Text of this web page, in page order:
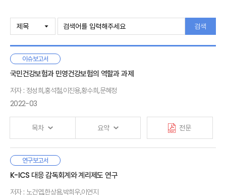
관점에서 수익구조 다변화를 추진하고 있는 것으로 나타났다. 신규 진출
분야는 온라인 보험업, 법인 보험대리점업, 해외보험사업, 보증사업,
헬스케어, 간병사업 등이고, 최근 혁신기술을 활용한 디지털
소액단기보험업, 인슈어테크, 인슈어헬스, 서비스 플랫폼사업 등이다. 이들
회사는 사업부서제에서 경험을 바탕으로 기존 회사를 인수하거나 회사를
신설하는 등 현재 모회사와 법적으로 분리된 자회사 진출 단계로 신규
단독·번들형으로 제공하는 등 시너지 극대화를 지향하고 있다. 일부
중소형사의 경우 소액단기보험업이나 해외에 진출하고 있지만 아직 뚜렷한
실적이 없고, 대부분의 중소형사는 본업 중심으로 사업을 운영하고 있다.
보험회사 사례의 성과를 분석한 결과 수익구조 다변화 추진 이후
손보재팬과 다이이치생명의 경우 성장성과 수익성이 개선되었지만
스미토모생명과 SBI보험은 성장성과 수익성이 부진한 것으로 평가된다.
일본 보험회사 사례가 주는 시사점은 우리나라에서도 저성장 경제 전환과
생산인구 감소에 따라 향후 보험산업의 성장 정체가 전망되므로
보험회사들도 이에 대비하여 보험사업의 효율성을 개선하는 한편,
1. 연구배경
2. 연구 범위
Ⅱ. 일본 보험회사 사업재편 배경
1. 보험규제 변화
2. SBI손해보험
Ⅳ. 생명보험회사 사업 포트폴리오 변화
1. 다이이치생명
2. 스미토모생명
검색
이슈보고서
국민건강보험과 민영건강보험의 역할과 과제
저자 : 정성희,홍석철,이진용,황수희,문혜정
2022-03
목차 요약 전문
우리나라는 국민건강보험의 지속적인 보장성 강화 추진과
실손의료보험의 가입 확대를 통해 빠르게 증가하는 국민의
Ⅰ. 연구 배경
연구보고서
K-ICS 대응 감독회계와 계리제도 연구
저자 : 노건엽,한상용,박희우,이연지